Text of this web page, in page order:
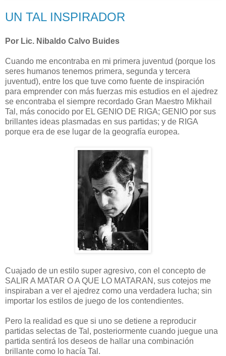
UN TAL INSPIRADOR
Por Lic. Nibaldo Calvo Buides
Cuando me encontraba en mi primera juventud (porque los
seres humanos tenemos primera, segunda y tercera
juventud), entre los que tuve como fuente de inspiración
para emprender con más fuerzas mis estudios en el ajedrez
se encontraba el siempre recordado Gran Maestro Mikhail
Tal, más conocido por EL GENIO DE RIGA; GENIO por sus
brillantes ideas plasmadas en sus partidas; y de RIGA
porque era de ese lugar de la geografía europea.
Cuajado de un estilo super agresivo, con el concepto de
SALIR A MATAR O A QUE LO MATARAN, sus cotejos me
inspiraban a ver el ajedrez como una verdadera lucha; sin
importar los estilos de juego de los contendientes.
Pero la realidad es que si uno se detiene a reproducir
partidas selectas de Tal, posteriormente cuando juegue una
partida sentirá los deseos de hallar una combinación
brillante como lo hacía Tal.